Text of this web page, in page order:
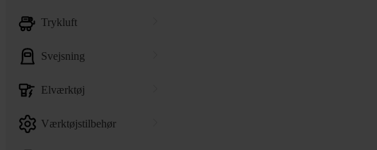
trykluft
svejsning
elværktøj
værktøjstilbehør